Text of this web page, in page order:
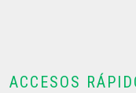
ACCESOS